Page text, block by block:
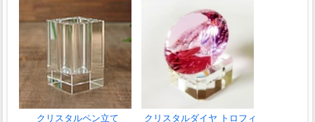
クリスタルペン立て
クリスタルダイヤ トロフィ